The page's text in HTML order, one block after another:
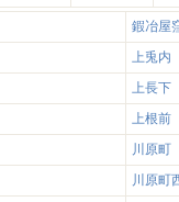
鍜冶屋
上兎内
上長下
上根前
川原町
川原町